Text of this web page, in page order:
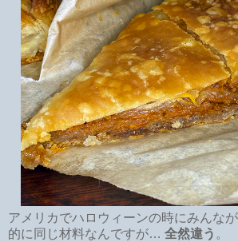
アメリカでハロウィーンの時にみんな
的に同じ材料なんですが… 全然違う 。